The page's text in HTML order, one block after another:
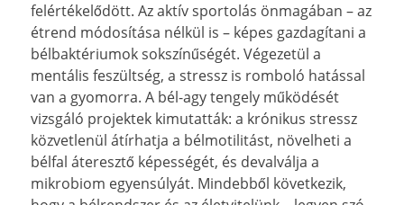
felértékelődött. Az aktív sportolás önmagában – az
étrend módosítása nélkül is – képes gazdagítani a
bélbaktériumok sokszínűségét. Végezetül a
mentális feszültség, a stressz is romboló hatással
van a gyomorra. A bél-agy tengely működését
vizsgáló projektek kimutatták: a krónikus stressz
közvetlenül átírhatja a bélmotilitást, növelheti a
bélfal áteresztő képességét, és devalválja a
mikrobiom egyensúlyát. Mindebből következik,